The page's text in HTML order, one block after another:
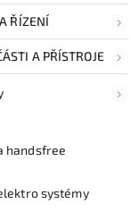
ŘÍZENÍ
A PŘÍSTROJE
handsfree
systémy